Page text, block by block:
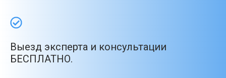
Выезд эксперта и консультации
БЕСПЛАТНО.